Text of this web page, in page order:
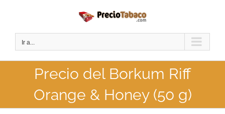
contenido
Ir a...
Precio del Borkum Riff
Orange & Honey (50 g)